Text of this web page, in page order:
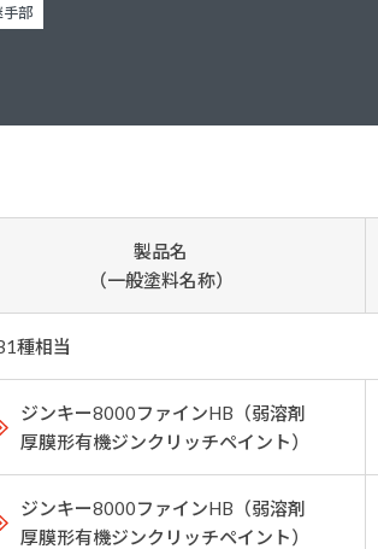
、
製品特集
プロテクトン
SUSTAINA SYSTEM
国
ご利用にあたって
手部
製品名
（一般塗料名称）
種相当
ジンキー8000ファインHB（弱溶剤
厚膜形有機ジンクリッチペイント）
ジンキー8000ファインHB（弱溶剤
厚膜形有機ジンクリッチペイント）